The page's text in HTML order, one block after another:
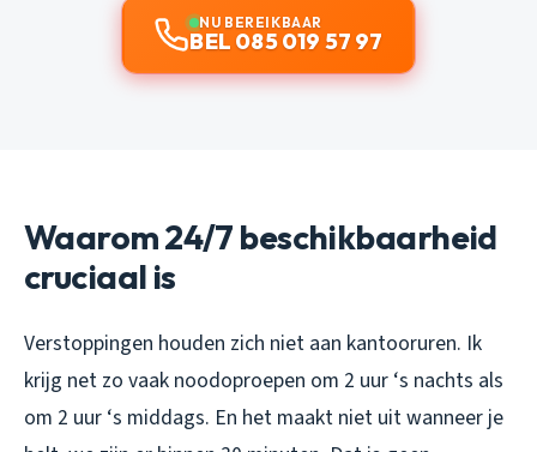
NU BEREIKBAAR
BEL 085 019 57 97
Waarom 24/7 beschikbaarheid
cruciaal is
Verstoppingen houden zich niet aan kantooruren. Ik
krijg net zo vaak noodoproepen om 2 uur ‘s nachts als
om 2 uur ‘s middags. En het maakt niet uit wanneer je